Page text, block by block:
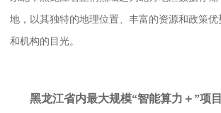
地，以其独特的地理位置、丰富的资源和政策
和机构的目光。
黑龙江省内最大规模“智能算力＋”项